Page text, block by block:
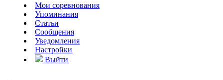
Мои соревнования
Упоминания
Статьи
Сообщения
Уведомления
Настройки
Выйти